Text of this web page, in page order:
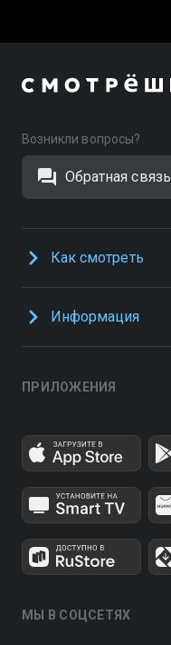
Возникли вопросы?
Обратная связь
Как смотреть
Информация
ПРИЛОЖЕНИЯ
МЫ В СОЦСЕТЯХ